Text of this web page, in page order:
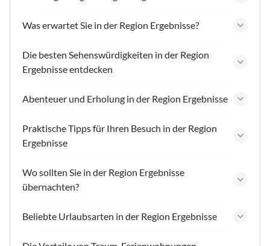
Was erwartet Sie in der Region Ergebnisse?
Die besten Sehenswürdigkeiten in der Region
Ergebnisse entdecken
Abenteuer und Erholung in der Region Ergebnisse
Praktische Tipps für Ihren Besuch in der Region
Ergebnisse
Wo sollten Sie in der Region Ergebnisse
übernachten?
Beliebte Urlaubsarten in der Region Ergebnisse